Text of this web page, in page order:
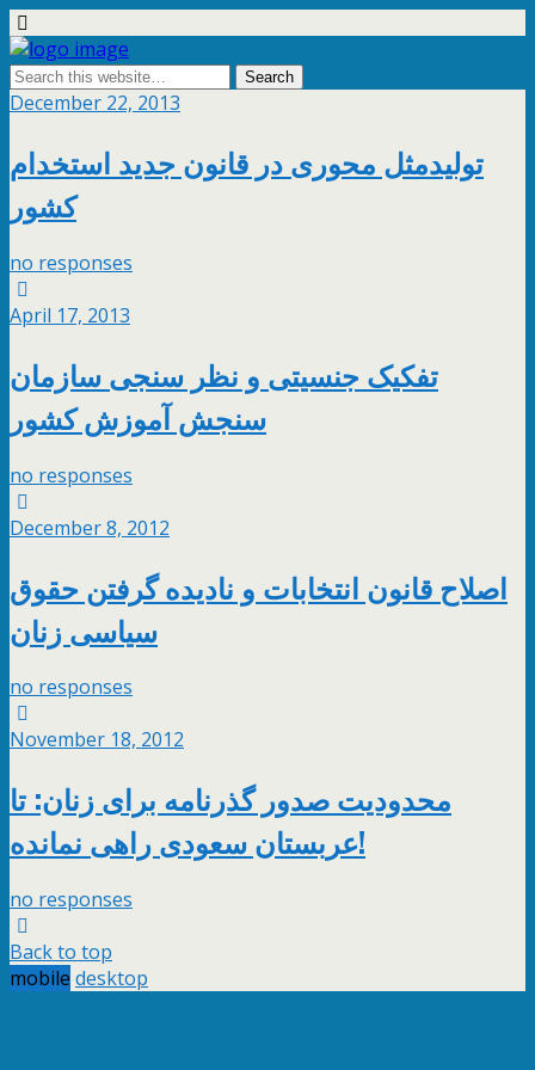
December 22, 2013
تولیدمثل محوری در قانون جدید استخدام
کشور
no responses
April 17, 2013
تفکیک جنسیتی و نظر سنجی سازمان
سنجش آموزش کشور
no responses
December 8, 2012
اصلاح قانون انتخابات و نادیده گرفتن حقوق
سیاسی زنان
no responses
November 18, 2012
محدودیت صدور گذرنامه برای زنان: تا
عربستان سعودی راهی نمانده!
no responses
Back to top
mobile desktop